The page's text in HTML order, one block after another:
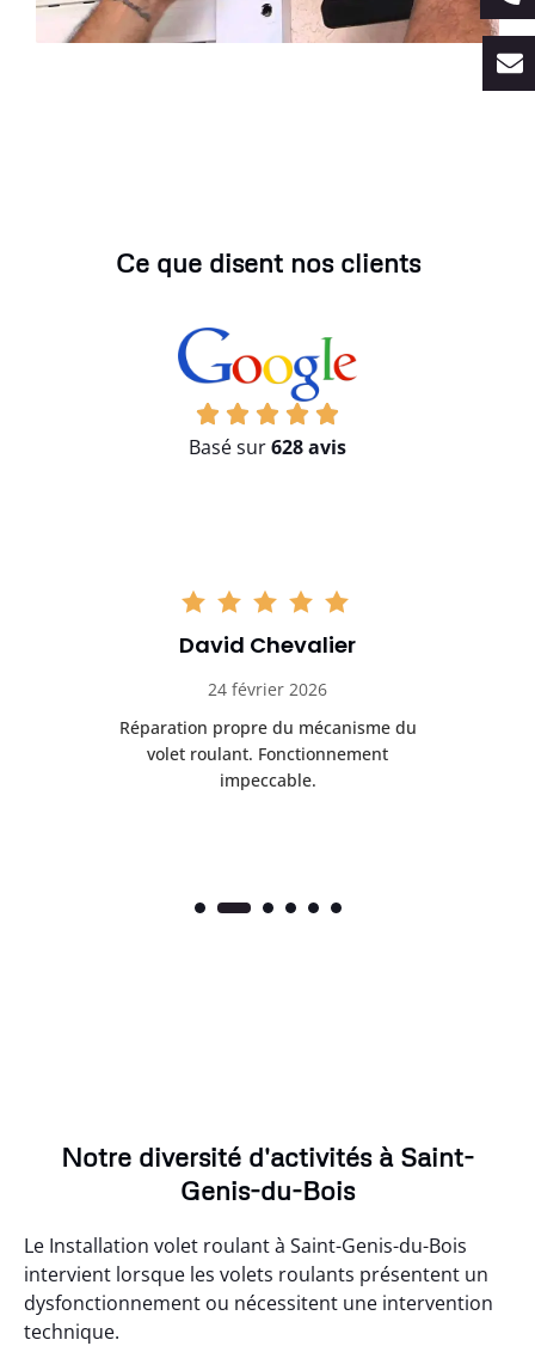
Ce que disent nos clients
Basé sur628 avis
David Chevalier
24 février 2026
Réparation propre du mécanisme du
volet roulant. Fonctionnement
impeccable.
Notre diversité d'activités à Saint-
Genis-du-Bois
Le Installation volet roulant à Saint-Genis-du-Bois
intervient lorsque les volets roulants présentent un
dysfonctionnement ou nécessitent une intervention
technique.